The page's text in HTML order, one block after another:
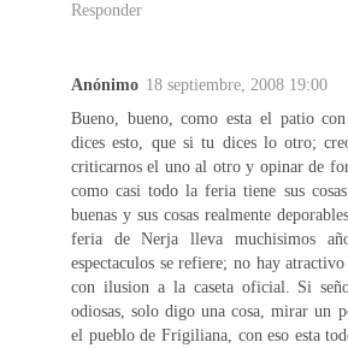
Responder
Anónimo 18 septiembre, 2008 19:00
Bueno, bueno, como esta el patio
dices esto, que si tu dices lo otro;
criticarnos el uno al otro y opinar de
como casi todo la feria tiene sus
buenas y sus cosas realmente
feria de Nerja lleva muchisimos
espectaculos se refiere; no hay
con ilusion a la caseta oficial. Si
odiosas, solo digo una cosa, mirar un
el pueblo de Frigiliana, con eso esta